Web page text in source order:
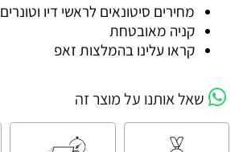
מחירים סיטונאים לראשי דיו וטונרים
קניה מאובטחת
קראו עלינו בהמלצות זאפ
שאל אותנו על מוצר זה